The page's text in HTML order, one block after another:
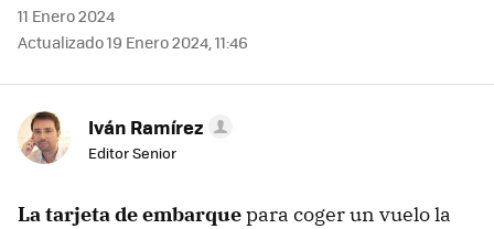
11 Enero 2024
Actualizado 19 Enero 2024, 11:46
Iván Ramírez
Editor Senior
La tarjeta de embarquepara coger un vuelo la